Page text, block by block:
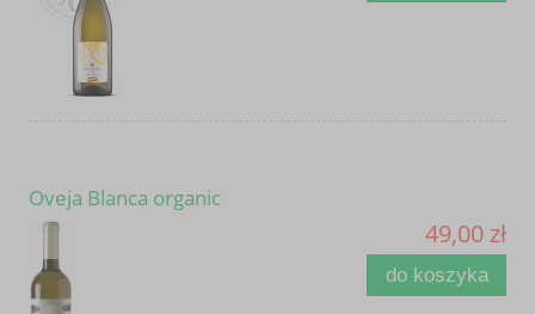
Oveja Blanca organic
49,00 zł
do koszyka